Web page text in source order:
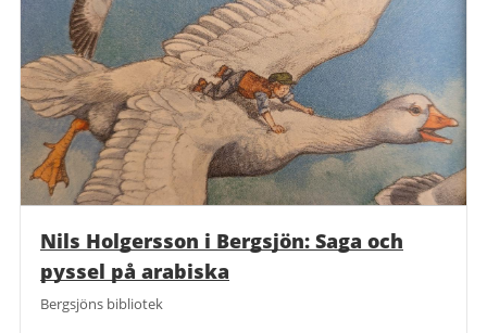
Nils Holgersson i Bergsjön: Saga och
pyssel på arabiska
Bergsjöns bibliotek